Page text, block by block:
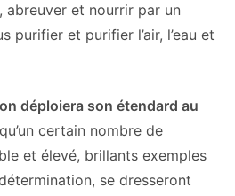
abreuver et nourrir par un
purifier et purifier l’air, l’eau et
déploiera son étendard au
certain nombre de
et élevé, brillants exemples
se dresseront